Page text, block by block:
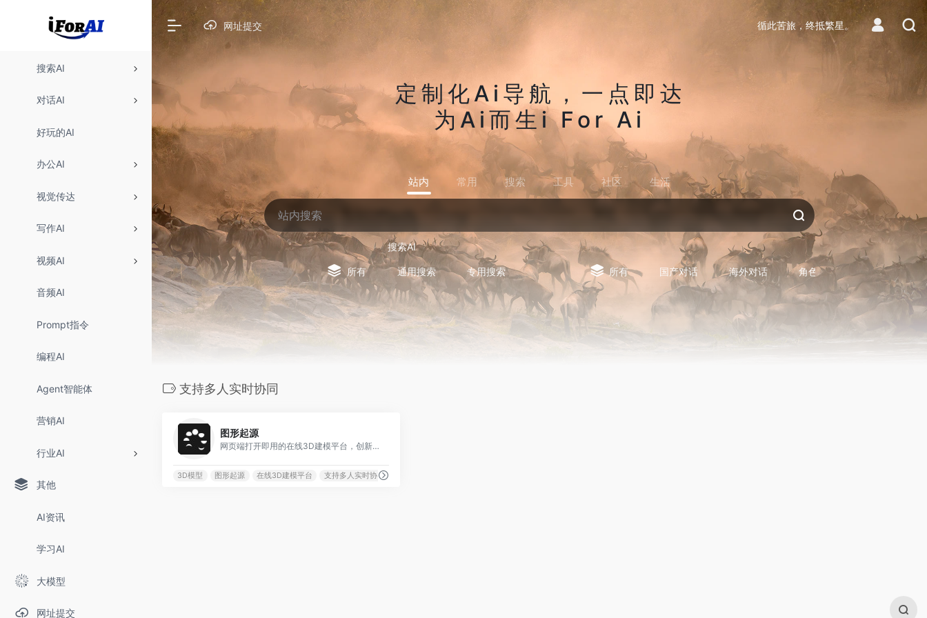
搜索AI
对话AI
好玩的AI
办公AI
视觉传达
写作AI
视频AI
音频AI
Prompt指令
编程AI
Agent智能体
营销AI
行业AI
其他
AI资讯
学习AI
大模型
网址提交
网址提交 循此苦旅，终抵繁星。
定制化Ai导航，一点即达
为Ai而生i For Ai
站内 常用 搜索 工具 社区 生活
搜索AI
所有 通用搜索 专用搜索
对话AI
所有 国产对话 海外对话 角色型对话 专用型对话
支持多人实时协同
图形起源
网页端打开即用的在线3D建模平台，创新性地支持多人实时协同编辑3D模型
3D模型 图形起源 在线3D建模平台 支持多人实时协同